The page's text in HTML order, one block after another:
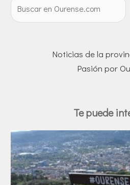
Noticias de la
Pasión por
Te puede